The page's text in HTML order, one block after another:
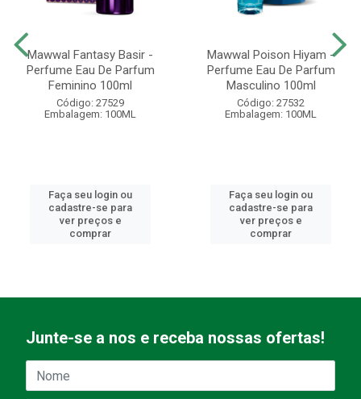
Mawwal Fantasy Basir -
Perfume Eau De Parfum
Feminino 100ml
Código: 27529
Embalagem: 100ML
Faça seu login ou
cadastre-se para
ver preços e
comprar
Mawwal Poison Hiyam -
Perfume Eau De Parfum
Masculino 100ml
Código: 27532
Embalagem: 100ML
Faça seu login ou
cadastre-se para
ver preços e
comprar
Junte-se a nos e receba nossas ofertas!